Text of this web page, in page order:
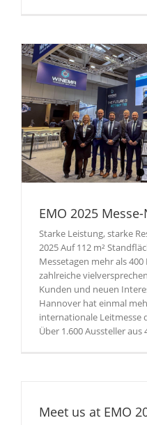
EMO 2025
Starke Leistung, starke
2025 Auf 112 m²
Messetagen mehr als
zahlreiche
Kunden und neuen
Hannover hat einmal
internationale Leitmesse
Über 1.600 Aussteller aus
Meet us at EMO